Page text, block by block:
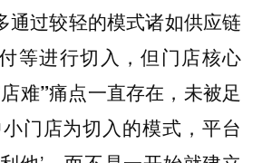
通过较轻的模式诸如供应链
等进行切入，但门店核心
难”痛点一直存在，未被足
小门店为切入的模式，平台